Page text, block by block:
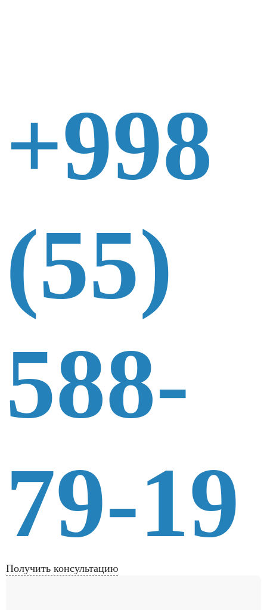
+998
(55)
588-
79-19
Получить консультацию